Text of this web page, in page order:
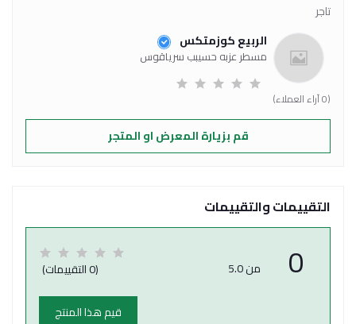
تاجر
الربيع كوزمتكس
مسطر عزبه حسيبب سرياقوس
(0 آراء العملاء)
قم بزيارة المعرض او المتجر
التقييمات والتقييمات
0 من 5.0 (0 التقييمات)
قيم هذا المنتج